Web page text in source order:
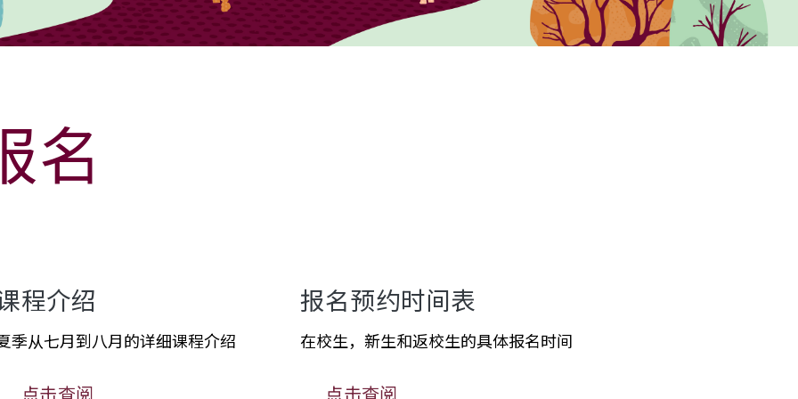
名
程介绍
季从七月到八月的详细课程介绍
报名预约时间表
在校生，新生和返校生的具体报名时间
点击查阅 点击查阅